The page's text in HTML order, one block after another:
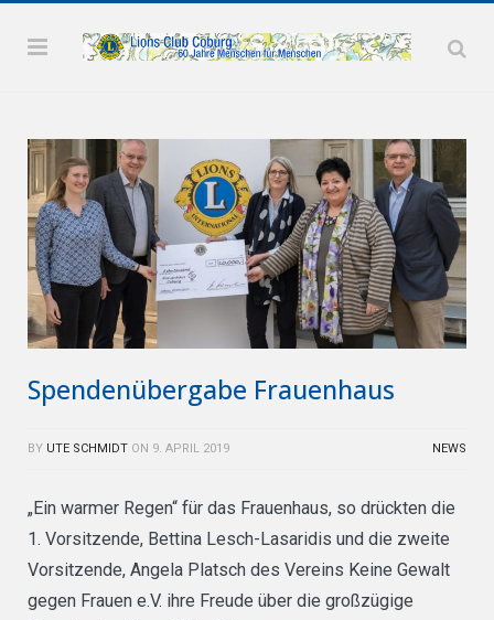
Spendenübergabe Frauenhaus
BY UTE SCHMIDT ON 9. APRIL 2019 NEWS
„Ein warmer Regen“ für das Frauenhaus, so drückten die
1. Vorsitzende, Bettina Lesch-Lasaridis und die zweite
Vorsitzende, Angela Platsch des Vereins Keine Gewalt
gegen Frauen e.V. ihre Freude über die großzügige